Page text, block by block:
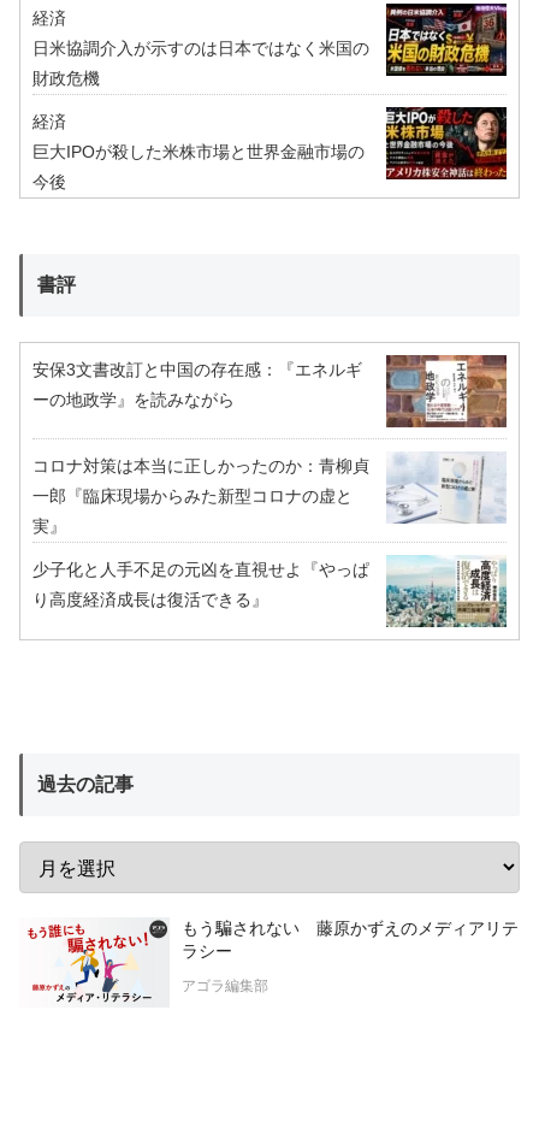
経済
日米協調介入が示すのは日本ではなく米国の
財政危機
経済
巨大IPOが殺した米株市場と世界金融市場の
今後
書評
安保3文書改訂と中国の存在感：『エネルギ
ーの地政学』を読みながら
コロナ対策は本当に正しかったのか：青柳貞
一郎『臨床現場からみた新型コロナの虚と
実』
少子化と人手不足の元凶を直視せよ『やっぱ
り高度経済成長は復活できる』
過去の記事
もう騙されない 藤原かずえのメディアリテ
ラシー
アゴラ編集部